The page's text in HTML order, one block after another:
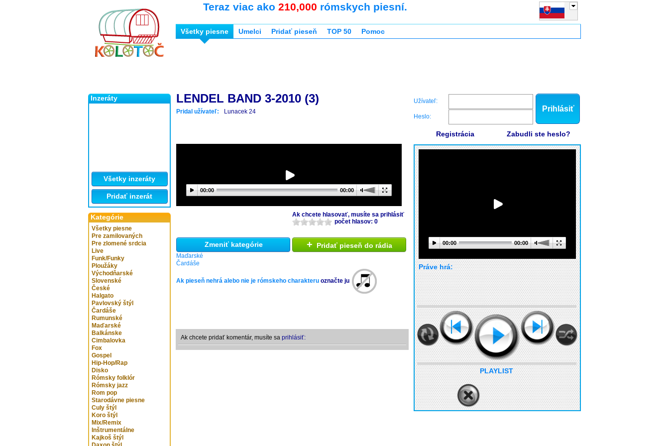
Inzeráty
Všetky inzeráty
Pridať inzerát
Kategórie
Všetky piesne
Pre zamilovaných
Pre zlomené srdcia
Live
Funk/Funky
Ploužáky
Východňarské
Slovenské
České
Halgato
Pavlovský štýl
Čardáše
Rumunské
Maďarské
Balkánske
Cimbalovka
Fox
Gospel
Hip-Hop/Rap
Disko
Rómsky folklór
Rómsky jazz
Rom pop
Starodávne piesne
Culy štýl
Koro štýl
Mix/Remix
Inštrumentálne
Kajkoš štýl
Teraz viac ako 210,000 rómskych piesní.
Všetky piesne Umelci Pridať pieseň TOP 50 Pomoc
LENDEL BAND 3-2010 (3)
Pridal užívateľ: Lunacek 24
00:00 00:00
Ak chcete hlasovať, musíte sa prihlásiť
počet hlasov: 0
Zmeniť kategórie
Maďarské
Čardáše
+ Pridať pieseň do rádia
Ak pieseň nehrá alebo nie je rómskeho charakteru označte ju
Ak chcete pridať komentár, musíte sa prihlásiť:
Užívateľ:
Heslo:
Prihlásiť
Registrácia Zabudli ste heslo?
00:00 00:00
Práve hrá:
PLAYLIST